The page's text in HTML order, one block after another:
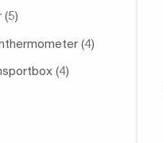
(5)
(4)
(4)